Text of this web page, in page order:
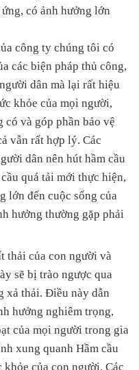
có ảnh hưởng lớn
công ty chúng tôi có
các biện pháp thủ công,
dân mà lại rất hiệu
khỏe của mọi người,
và góp phần bảo vệ
vẫn rất hợp lý. Các
dân nên hút hầm cầu
quá tải mới thực hiện,
lớn đến cuộc sống của
hưởng thường gặp phải
thải của con người và
sẽ bị trào ngược qua
xả thải. Điều này dẫn
hưởng nghiêm trọng,
của mọi người trong gia
xung quanh Hầm cầu
của con người. Các